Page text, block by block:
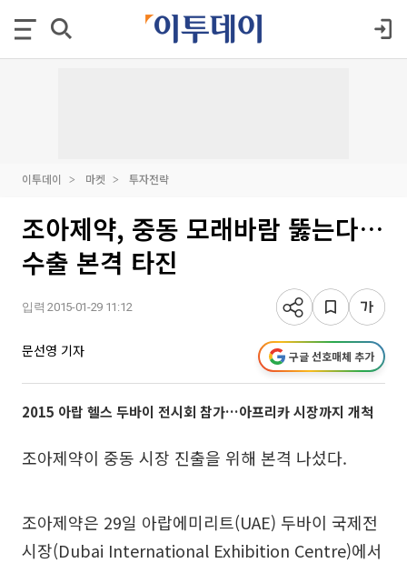
이투데이 마켓 투자전략
조아제약, 중동 모래바람 뚫는다…
수출 본격 타진
입력 2015-01-29 11:12
문선영 기자 구글 선호매체 추가
2015 아랍 헬스 두바이 전시회 참가…아프리카 시장까지 개척
조아제약이 중동 시장 진출을 위해 본격 나섰다.
조아제약은 29일 아랍에미리트(UAE) 두바이 국제전
시장(Dubai International Exhibition Centre)에서